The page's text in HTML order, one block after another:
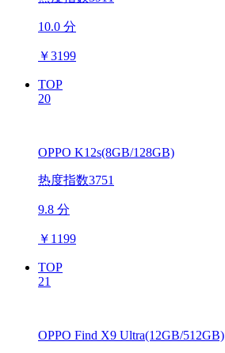
10.0 分
￥3199
TOP
20
OPPO K12s(8GB/128GB)
热度指数3751
9.8 分
￥ 1199
TOP
21
OPPO Find X9 Ultra(12GB/512GB)